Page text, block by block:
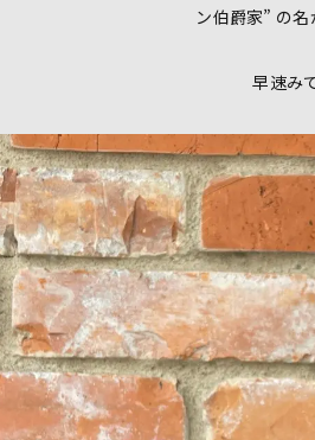
ン伯爵家” の名
早速み